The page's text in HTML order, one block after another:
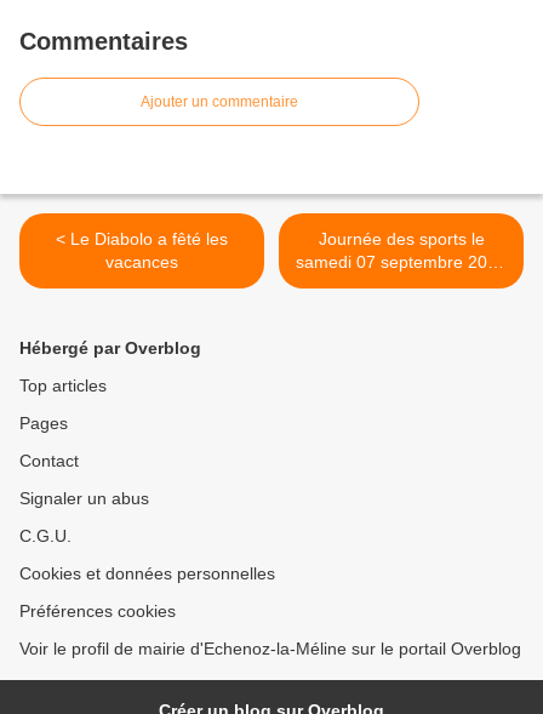
Commentaires
Ajouter un commentaire
< Le Diabolo a fêté les
vacances
Journée des sports le
samedi 07 septembre 2019
>
Hébergé par Overblog
Top articles
Pages
Contact
Signaler un abus
C.G.U.
Cookies et données personnelles
Préférences cookies
Voir le profil de mairie d'Echenoz-la-Méline sur le portail Overblog